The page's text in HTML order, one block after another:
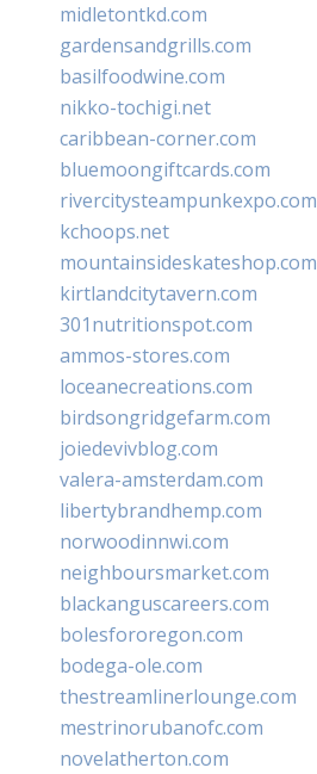
midletontkd.com
gardensandgrills.com
basilfoodwine.com
nikko-tochigi.net
caribbean-corner.com
bluemoongiftcards.com
rivercitysteampunkexpo.com
kchoops.net
mountainsideskateshop.com
kirtlandcitytavern.com
301nutritionspot.com
ammos-stores.com
loceanecreations.com
birdsongridgefarm.com
joiedevivblog.com
valera-amsterdam.com
libertybrandhemp.com
norwoodinnwi.com
neighboursmarket.com
blackanguscareers.com
bolesfororegon.com
bodega-ole.com
thestreamlinerlounge.com
mestrinorubanofc.com
novelatherton.com